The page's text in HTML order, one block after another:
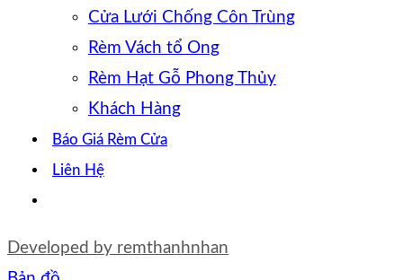
Cửa Lưới Chống Côn Trùng
Rèm Vách tổ Ong
Rèm Hạt Gỗ Phong Thủy
Khách Hàng
Báo Giá Rèm Cửa
Liên Hệ
Developed by remthanhnhan